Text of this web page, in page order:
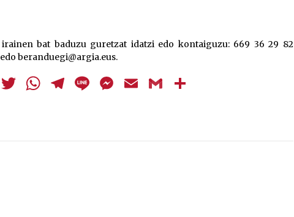
bat baduzu guretzat idatzi edo kontaiguzu: 669 36 29 82
beranduegi@argia.eus.
Facebook
Twitter
WhatsApp
Telegram
LineMessenger
EmailGmail